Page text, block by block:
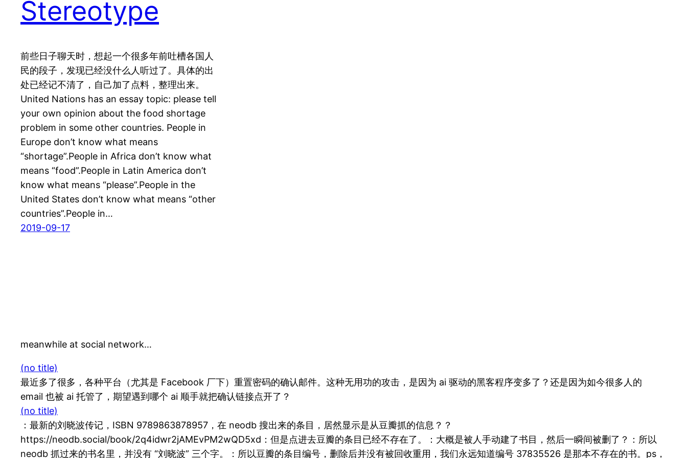
Stereotype
前些日子聊天时，想起一个很多年前吐槽各国人
民的段子，发现已经没什么人听过了。具体的出
处已经记不清了，自己加了点料，整理出来。
United Nations has an essay topic: please tell
your own opinion about the food shortage
problem in some other countries. People in
Europe don’t know what means
“shortage”.People in Africa don’t know what
means “food”.People in Latin America don’t
know what means “please”.People in the
United States don’t know what means “other
countries”.People in…
2019-09-17
meanwhile at social network…
(no title)
最近多了很多，各种平台（尤其是 Facebook 厂下）重置密码的确认邮件。这种无用功的攻击，是因为 ai 驱动的黑客程序变多了？还是因为如今很多人的
email 也被 ai 托管了，期望遇到哪个 ai 顺手就把确认链接点开了？
(no title)
：最新的刘晓波传记，ISBN 9789863878957，在 neodb 搜出来的条目，居然显示是从豆瓣抓的信息？？
https://neodb.social/book/2q4idwr2jAMEvPM2wQD5xd：但是点进去豆瓣的条目已经不存在了。：大概是被人手动建了书目，然后一瞬间被删了？：所以
neodb 抓过来的书名里，并没有 “刘晓波” 三个字。：所以豆瓣的条目编号，删除后并没有被回收重用，我们永远知道编号 37835526 是那本不存在的书。ps，